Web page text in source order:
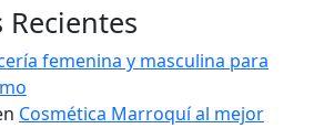
femenina y masculina para
Cosmética Marroquí al mejor